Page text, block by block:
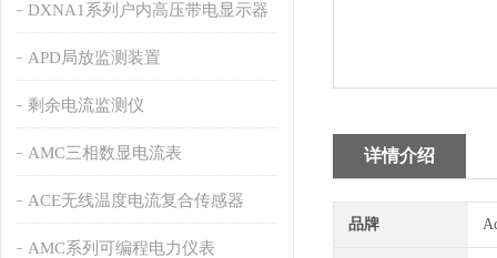
DXNA1系列户内高压带电显示器
APD局放监测装置
剩余电流监测仪
AMC三相数显电流表
ACE无线温度电流复合传感器
AMC系列可编程电力仪表
详情介绍
品牌